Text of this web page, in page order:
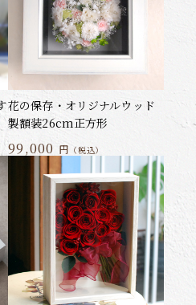
花の保存・オリジナルウッド
製額装26cm正方形
99,000 円 （税込）